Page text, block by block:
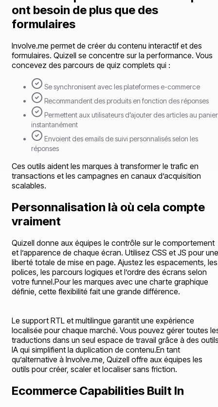
ont besoin de plus que des
formulaires
Involve.me permet de créer du contenu interactif et des
formulaires. Quizell se concentre sur la performance. Vous
concevez des parcours de quiz complets qui :
Se synchronisent avec les plateformes e-commerce
Recommandent des produits en fonction des réponses
Permettent aux utilisateurs d’ajouter des articles au panier
instantanément
Envoient des emails de suivi personnalisés selon les
réponses
Ces outils aident les marques à transformer le trafic en
transactions et les campagnes en canaux d’acquisition
scalables.
Personnalisation là où cela compte
vraiment
Quizell donne aux équipes le contrôle sur le comportement
et l’apparence de chaque écran. Utilisez CSS et JS pour une
liberté totale de mise en page. Ajustez les espacements, les
polices, les parcours logiques et l’ordre des écrans selon
votre funnel.Pour les marques avec une charte graphique
définie, cette flexibilité fait une grande différence.
Le support RTL et multilingue garantit une expérience
localisée pour chaque marché. Vous pouvez gérer toutes
traductions dans un seul espace de travail grâce à des
IA qui simplifient la duplication de contenu.En tant
qu’alternative à Involve.me, Quizell offre aux équipes les
outils pour créer, scaler et localiser sans friction.
Ecommerce Capabilities Built In